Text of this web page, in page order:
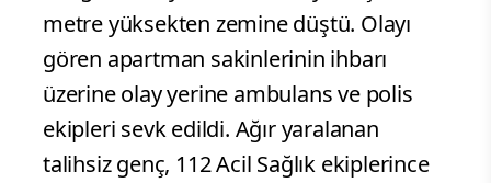
metre yüksekten zemine düştü. Olayı
gören apartman sakinlerinin ihbarı
üzerine olay yerine ambulans ve polis
ekipleri sevk edildi. Ağır yaralanan
talihsiz genç, 112 Acil Sağlık ekiplerince